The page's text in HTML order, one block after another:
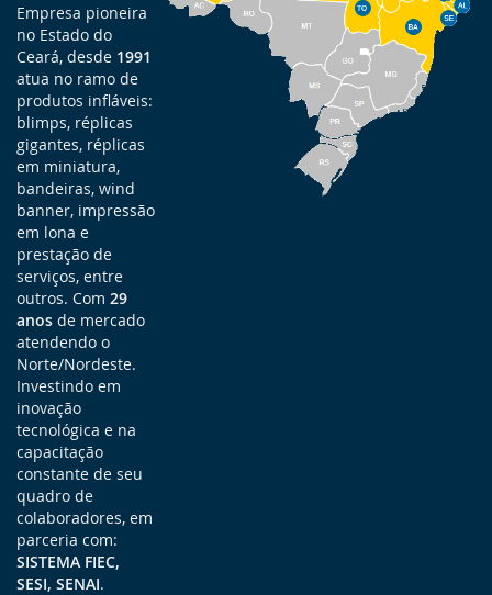
Empresa pioneira
no Estado do
Ceará, desde 1991
atua no ramo de
produtos infláveis:
blimps, réplicas
gigantes, réplicas
em miniatura,
bandeiras, wind
banner, impressão
em lona e
prestação de
serviços, entre
outros. Com 29
anos de mercado
atendendo o
Norte/Nordeste.
Investindo em
inovação
tecnológica e na
capacitação
constante de seu
quadro de
colaboradores, em
parceria com:
SISTEMA FIEC,
SESI, SENAI.